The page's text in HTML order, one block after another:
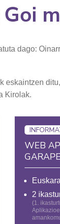
dago:
eskaintzen
Kirolak.
WEB
Euskara
2
(1.